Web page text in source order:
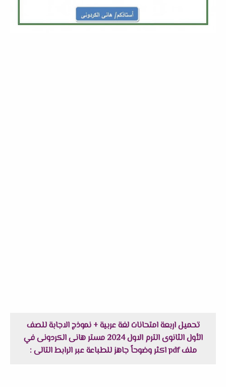
تحميل اربعة امتحانات لغة عربية + نموذج الاجابة للصف
الأول الثانوى الترم الاول 2024 مستر هانى الكردونى في
ملف pdf اكثر وضوحاً جاهز للطباعة عبر الرابط التالى :